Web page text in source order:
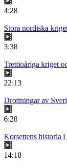
4:28
Stora nordiska
3:38
Trettioåriga kriget
22:13
Drottningar av
6:28
Korsettens historia
14:18